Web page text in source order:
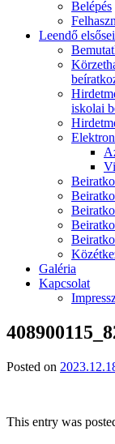
Belépés
Leendő
iskolai
Galéria
Kapcsolat
Posted on
This entry was